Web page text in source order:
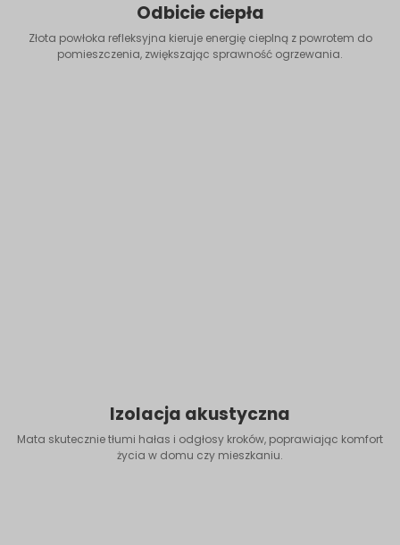
Odbicie ciepła
Złota powłoka refleksyjna kieruje energię cieplną z powrotem do
pomieszczenia, zwiększając sprawność ogrzewania.
Izolacja akustyczna
Mata skutecznie tłumi hałas i odgłosy kroków, poprawiając komfort
życia w domu czy mieszkaniu.